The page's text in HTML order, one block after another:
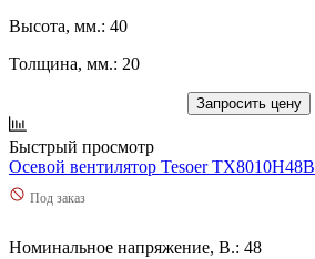
Высота, мм.: 40
Толщина, мм.: 20
Запросить цену
Быстрый просмотр
Осевой вентилятор Tesoer TX8010H48B
Под заказ
Номинальное напряжение, В.: 48